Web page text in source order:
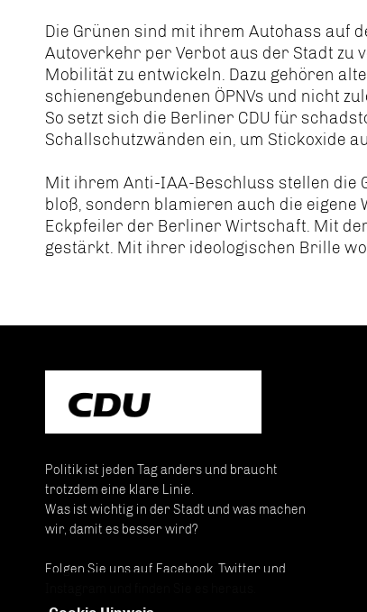
Die Grünen sind mit ihrem Autohass auf
Autoverkehr per Verbot aus der Stadt zu
Mobilität zu entwickeln. Dazu gehören
schienengebundenen ÖPNVs und nicht
So setzt sich die Berliner CDU für
Schallschutzwänden ein, um Stickoxide
Mit ihrem Anti-IAA-Beschluss stellen die
bloß, sondern blamieren auch die
Eckpfeiler der Berliner Wirtschaft. Mit
gestärkt. Mit ihrer ideologischen Brille
Politik ist jeden Tag anders und braucht
trotzdem eine klare Linie.
Was ist wichtig in der Stadt und was machen
wir, damit es besser wird?
Folgen Sie uns auf Facebook, Twitter und